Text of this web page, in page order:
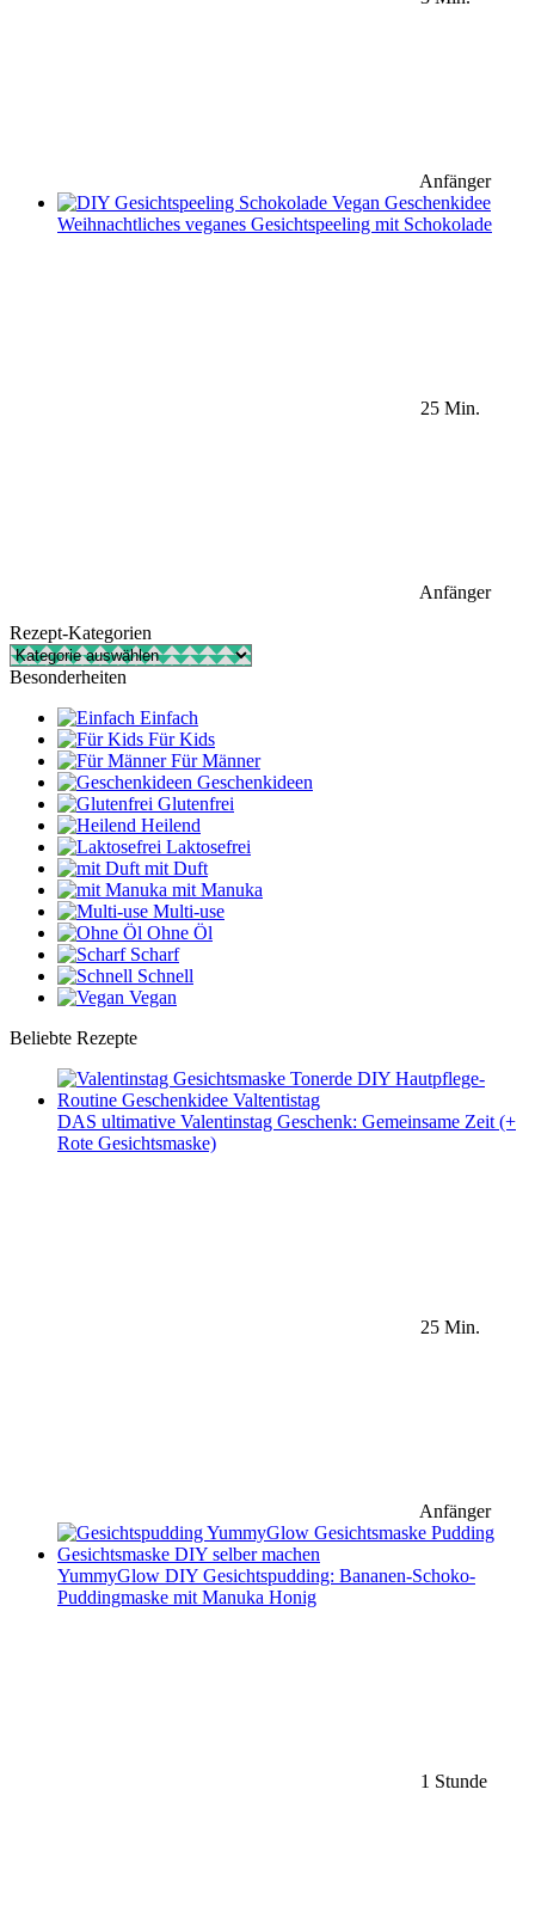
Anfänger
Weihnachtliches veganes Gesichtspeeling mit Schokolade
25 Min.
Anfänger
Rezept-Kategorien
Rezept-
Kategorien
Besonderheiten
Einfach
Für Kids
Für Männer
Geschenkideen
Glutenfrei
Heilend
Laktosefrei
mit Duft
mit Manuka
Multi-use
Ohne Öl
Scharf
Schnell
Vegan
Beliebte Rezepte
DAS ultimative Valentinstag Geschenk: Gemeinsame Zeit (+
Rote Gesichtsmaske)
25 Min.
Anfänger
YummyGlow DIY Gesichtspudding: Bananen-Schoko-
Puddingmaske mit Manuka Honig
1 Stunde